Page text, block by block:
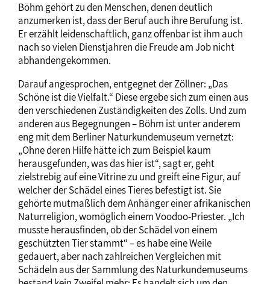
Böhm gehört zu den Menschen, denen deutlich
anzumerken ist, dass der Beruf auch ihre Berufung ist.
Er erzählt leidenschaftlich, ganz offenbar ist ihm auch
nach so vielen Dienstjahren die Freude am Job nicht
abhandengekommen.
Darauf angesprochen, entgegnet der Zöllner: „Das
Schöne ist die Vielfalt.“ Diese ergebe sich zum einen aus
den verschiedenen Zuständigkeiten des Zolls. Und zum
anderen aus Begegnungen – Böhm ist unter anderem
eng mit dem Berliner Naturkundemuseum vernetzt:
„Ohne deren Hilfe hätte ich zum Beispiel kaum
herausgefunden, was das hier ist“, sagt er, geht
zielstrebig auf eine Vitrine zu und greift eine Figur, auf
welcher der Schädel eines Tieres befestigt ist. Sie
gehörte mutmaßlich dem Anhänger einer afrikanischen
Naturreligion, womöglich einem Voodoo-Priester. „Ich
musste herausfinden, ob der Schädel von einem
geschützten Tier stammt“ – es habe eine Weile
gedauert, aber nach zahlreichen Vergleichen mit
Schädeln aus der Sammlung des Naturkundemuseums